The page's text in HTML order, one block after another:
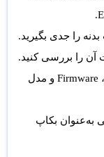
را جدی بگیرید.
برای سرور و دیتاسنتر، سازگاری با کنترلر، Firmware و مدل
به‌عنوان بکاپ